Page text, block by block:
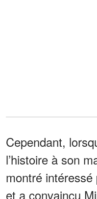
Cependant,
l’histoire à son
montré
et a convaincu